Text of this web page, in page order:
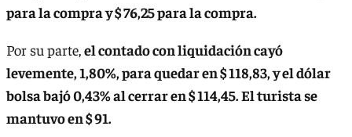
para la compra y $ 76,25 para la compra.
Por su parte,el contado con liquidación cayó
levemente, 1,80%, para quedar en $ 118,83, y el dólar
bolsa bajó 0,43% al cerrar en $ 114,45. El turista se
mantuvo en $ 91.